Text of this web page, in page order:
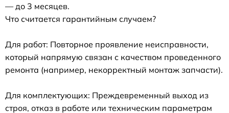
— до 3 месяцев.
Что считается гарантийным случаем?
Для работ: Повторное проявление неисправности,
который напрямую связан с качеством проведенного
ремонта (например, некорректный монтаж запчасти).
Для комплектующих: Преждевременный выход из
строя, отказ в работе или техническим параметрам